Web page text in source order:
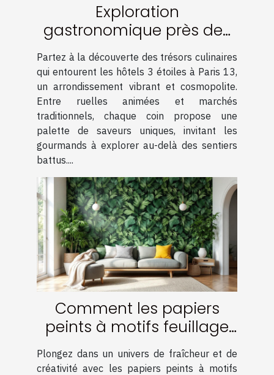
Exploration
gastronomique près des
hôtels 3 étoiles à Paris 13
Partez à la découverte des trésors culinaires
qui entourent les hôtels 3 étoiles à Paris 13,
un arrondissement vibrant et cosmopolite.
Entre ruelles animées et marchés
traditionnels, chaque coin propose une
palette de saveurs uniques, invitant les
gourmands à explorer au-delà des sentiers
battus....
Comment les papiers
peints à motifs feuillage
transforment-ils votre
intérieur ?
Plongez dans un univers de fraîcheur et de
créativité avec les papiers peints à motifs